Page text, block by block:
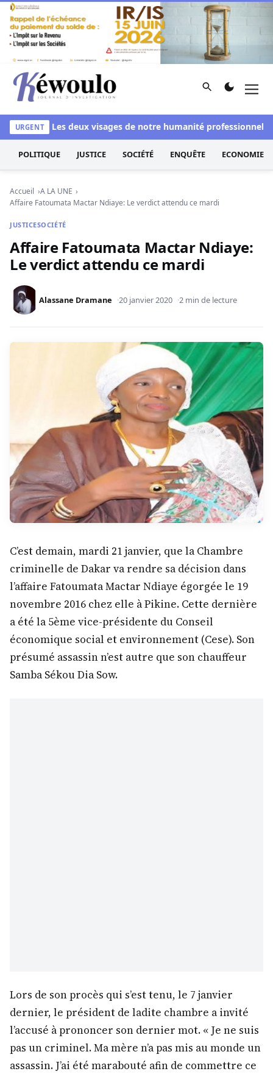
Aller au contenu
Kéwoulo, le premier site d'information et d'investigation
Rechercher
URGENTLes deux visages de notre humanité professionnelle :
POLITIQUE JUSTICE SOCIÉTÉ ENQUÊTE ECONOMIE
Accueil
A LA UNE
Affaire Fatoumata Mactar Ndiaye: Le verdict attendu ce mardi
JUSTICESOCIÉTÉ
Affaire Fatoumata Mactar Ndiaye:
Le verdict attendu ce mardi
Alassane Dramane 20 janvier 2020 2 min de lecture
C’est demain, mardi 21 janvier, que la Chambre
criminelle de Dakar va rendre sa décision dans
l’affaire Fatoumata Mactar Ndiaye égorgée le 19
novembre 2016 chez elle à Pikine. Cette dernière
a été la 5ème vice-présidente du Conseil
économique social et environnement (Cese). Son
présumé assassin n’est autre que son chauffeur
Samba Sékou Dia Sow.
Lors de son procès qui s’est tenu, le 7 janvier
dernier, le président de ladite chambre a invité
l’accusé à prononcer son dernier mot. « Je ne suis
pas un criminel. Ma mère n’a pas mis au monde un
assassin. J’ai été marabouté afin de commettre ce